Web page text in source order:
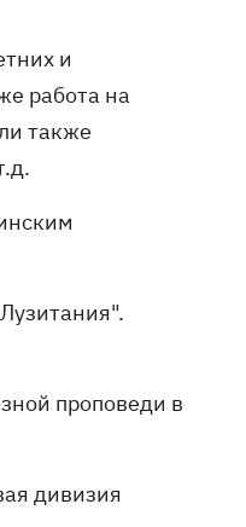
и
работа на
также
проповеди в
дивизия